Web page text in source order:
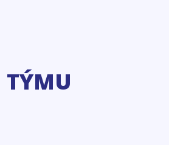
TÝMU